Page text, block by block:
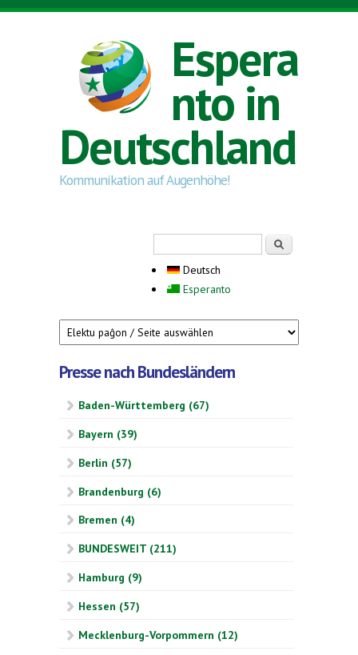
Direkt zum Inhalt
Espera
nto in
Deutschland
Kommunikation auf Augenhöhe!
Deutsch
Esperanto
Presse nach Bundesländern
Baden-Württemberg (67)
Bayern (39)
Berlin (57)
Brandenburg (6)
Bremen (4)
BUNDESWEIT (211)
Hamburg (9)
Hessen (57)
Mecklenburg-Vorpommern (12)